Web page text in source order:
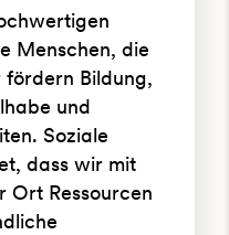
Menschen, die
Bildung,
und
Soziale
dass wir mit
Ort Ressourcen